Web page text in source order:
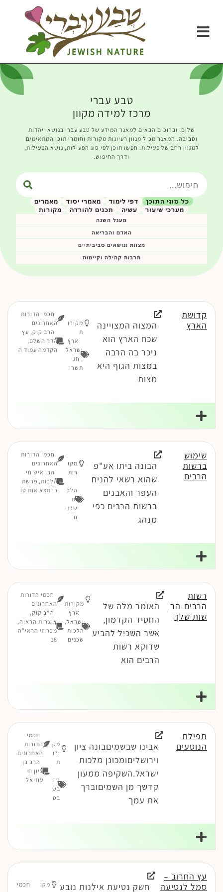
טבע עברי
מרכז למידה מקוון
שלום! וברוכים הבאים למאגר המידע של טבע עברי בנושאי יהדות
וסביבה. המאגר מכיל מגוון רעיונות מקורות וחומרי תוכן המתאימים
למגוון רחב של פעילות. חפשו תוכן לפי סוג הפעילות, נושא הפעילות,
ודרך החיפוש.
דפי לימוד מאמרי יסוד
מאמרים
מערכי שיעור
עשיה תכנים להורדה מקורות
כל סוגי התוכן
מעגל השנה
האדם והבריאה
מצוות ונושאים סביביתיים
תרבות קהילה וקיימות
קדושת
הארץ
המצוה המצויינה
שכח הארץ הוא
ניכר בה הרבה
במצות הגוף היא
מצות
מקורו
ת
ארץ
ישראל
, חגי
תשרי
חכמי הדורות
האחרונים
הרב קוק, עץ
הדר השלם,
הקדמה עמוד ה
שימוש
ברשות
הרבים
הבונה ביתו אע"פ
שהוא רשאי להניח
העפר והאבנים
ברשות הרבים כפי
מנהג
מקו
רות
הלכ
ות
שכני
ם
חכמי הדורות
האחרונים
הבן איש חי
הלכות, פרשת
כי תצא אות טו
רשות
הרבים-הר
שות שלך
האומר מלה של
החסיד הקדמון,
אשר השכיל להביע
שדוקא רשות
הרבים הוא
מקורות
ארץ
ישראל,
הלכות
שכנים
חכמי הדורות
האחרונים
הרב קוק,
אוצרות הראיה,
מכרוזי הראי"ה
18
תפילת
הנוטעים
אבינו שבשמיםבונה ציון
וירושליםומכונן מלכות
ישראל.השקיפה ממעון
קדשך מן השמיםוברך
את עמך
מק
ורו
ת
ט"ו
בש
בט
חכמי
הדורות
האחרונים
הרב בן
ציון חי
עוזיאל
עץ החרוב –
סמל לנטיעה
חשק נטיעת אילנות נובע
מקו
חכמי